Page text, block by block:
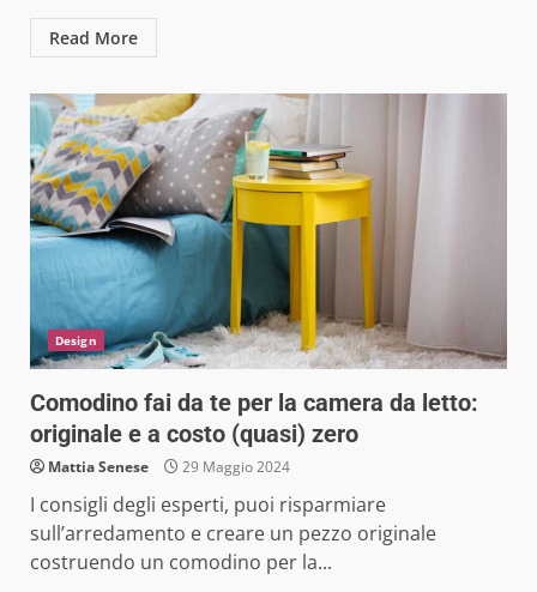
Read More
Design
Comodino fai da te per la camera da letto:
originale e a costo (quasi) zero
Mattia Senese 29 Maggio 2024
I consigli degli esperti, puoi risparmiare
sull’arredamento e creare un pezzo originale
costruendo un comodino per la...